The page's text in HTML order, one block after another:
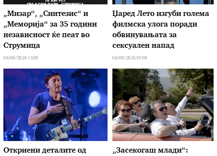
„Мизар“, „Синтезис“ и
„Меморија“ за 35 години
независност ќе пеат во
Струмица
06/08/2026 13:08
Џаред Лето изгуби голема
филмска улога поради
обвинувањата за
сексуален напад
06/08/2026 09:08
Откриени деталите од
„Засекогаш млади“: